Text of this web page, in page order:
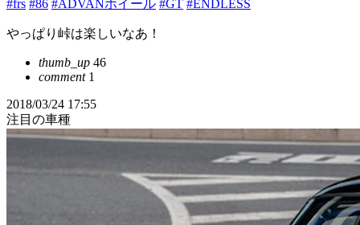
#frs #86 #ADVANホイール #GT #ENDLESS
やっぱり峠は楽しいなあ！
thumb_up 46
comment1
2018/03/24 17:55
注目の車種